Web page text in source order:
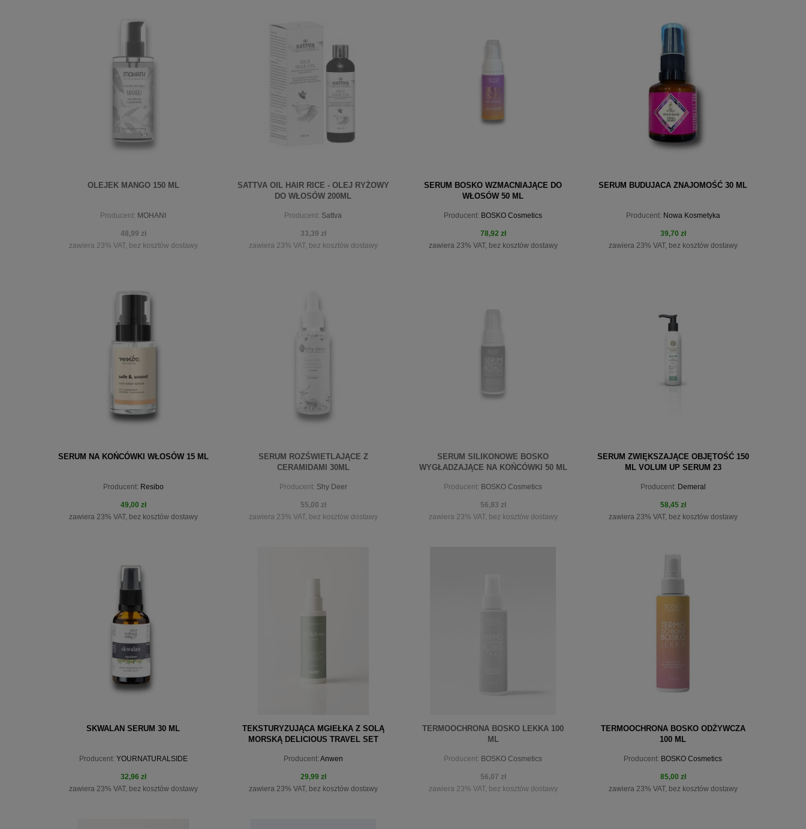
powiadom o dostępności
OLEJEK MANGO 150 ML
Producent: MOHANI
48,99 zł
zawiera 23% VAT, bez kosztów dostawy
SATTVA OIL HAIR RICE - OLEJ RYŻOWY
DO WŁOSÓW 200ML
Producent: Sattva
33,39 zł
zawiera 23% VAT, bez kosztów dostawy
SERUM BOSKO WZMACNIAJĄCE DO
WŁOSÓW 50 ML
Producent: BOSKO Cosmetics
78,92 zł
zawiera 23% VAT, bez kosztów dostawy
SERUM BUDUJACA ZNAJOMOŚĆ 30 ML
Producent: Nowa Kosmetyka
39,70 zł
zawiera 23% VAT, bez kosztów dostawy
SERUM NA KOŃCÓWKI WŁOSÓW 15 ML
Producent: Resibo
49,00 zł
zawiera 23% VAT, bez kosztów dostawy
do koszyka
SERUM ROZŚWIETLAJĄCE Z
CERAMIDAMI 30ML
Producent: Shy Deer
55,00 zł
zawiera 23% VAT, bez kosztów dostawy
powiadom o dostępności
SERUM SILIKONOWE BOSKO
WYGŁADZAJĄCE NA KOŃCÓWKI 50 ML
Producent: BOSKO Cosmetics
56,93 zł
zawiera 23% VAT, bez kosztów dostawy
SERUM ZWIĘKSZAJĄCE OBJĘTOŚĆ 150
ML VOLUM UP SERUM 23
Producent: Demeral
58,45 zł
zawiera 23% VAT, bez kosztów dostawy
do koszyka
SKWALAN SERUM 30 ML
Producent: YOURNATURALSIDE
32,96 zł
zawiera 23% VAT, bez kosztów dostawy
TEKSTURYZUJĄCA MGIEŁKA Z SOLĄ
MORSKĄ DELICIOUS TRAVEL SET
Producent: Anwen
29,99 zł
zawiera 23% VAT, bez kosztów dostawy
TERMOOCHRONA BOSKO LEKKA 100
ML
Producent: BOSKO Cosmetics
56,07 zł
zawiera 23% VAT, bez kosztów dostawy
TERMOOCHRONA BOSKO ODŻYWCZA
100 ML
Producent: BOSKO Cosmetics
85,00 zł
zawiera 23% VAT, bez kosztów dostawy